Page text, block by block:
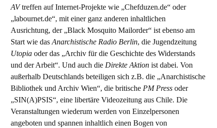
AVtreffen auf Internet-Projekte wie „Chefduzen.de“ oder
„labournet.de“, mit einer ganz anderen inhaltlichen
Ausrichtung, der „Black Mosquito Mailorder“ ist ebenso am
Start wie dasAnarchistische Radio Berlin, die Jugendzeitung
Utopia oder das „Archiv für die Geschichte des Widerstands
und der Arbeit“. Und auch die Direkte Aktion ist dabei. Von
außerhalb Deutschlands beteiligen sich z.B. die „Anarchistische
Bibliothek und Archiv Wien“, die britische PM Press oder
„SIN(A)PSIS“, eine libertäre Videozeitung aus Chile. Die
Veranstaltungen wiederum werden von Einzelpersonen
angeboten und spannen inhaltlich einen Bogen von